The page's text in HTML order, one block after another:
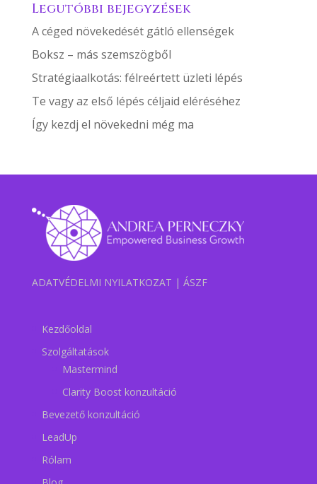
Legutóbbi bejegyzések
A céged növekedését gátló ellenségek
Boksz – más szemszögből
Stratégiaalkotás: félreértett üzleti lépés
Te vagy az első lépés céljaid eléréséhez
Így kezdj el növekedni még ma
ADATVÉDELMI NYILATKOZAT | ÁSZF
Kezdőoldal
Szolgáltatások
Mastermind
Clarity Boost konzultáció
Bevezető konzultáció
LeadUp
Rólam